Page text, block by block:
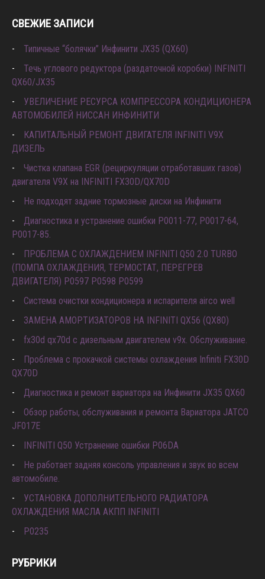
СВЕЖИЕ ЗАПИСИ
Типичные “болячки” Инфинити JX35 (QX60)
Течь углового редуктора (раздаточной коробки) INFINITI
QX60/JX35
УВЕЛИЧЕНИЕ РЕСУРСА КОМПРЕССОРА КОНДИЦИОНЕРА
АВТОМОБИЛЕЙ НИССАН ИНФИНИТИ
КАПИТАЛЬНЫЙ РЕМОНТ ДВИГАТЕЛЯ INFINITI V9X
ДИЗЕЛЬ
Чистка клапана EGR (рециркуляции отработавших газов)
двигателя V9X на INFINITI FX30D/QX70D
Не подходят задние тормозные диски на Инфинити
Диагностика и устранение ошибки Р0011-77, P0017-64,
P0017-85.
ПРОБЛЕМА С ОХЛАЖДЕНИЕМ INFINITI Q50 2.0 TURBO
(ПОМПА ОХЛАЖДЕНИЯ, ТЕРМОСТАТ, ПЕРЕГРЕВ
ДВИГАТЕЛЯ) P0597 P0598 P0599
Система очистки кондиционера и испарителя airco well
ЗАМЕНА АМОРТИЗАТОРОВ НА INFINITI QX56 (QX80)
fx30d qx70d с дизельным двигателем v9x. Обслуживание.
Проблема с прокачкой системы охлаждения Infiniti FX30D
QX70D
Диагностика и ремонт вариатора на Инфинити JX35 QX60
Обзор работы, обслуживания и ремонта Вариатора JATCO
JF017E
INFINITI Q50 Устранение ошибки P06DA
Не работает задняя консоль управления и звук во всем
автомобиле.
УСТАНОВКА ДОПОЛНИТЕЛЬНОГО РАДИАТОРА
ОХЛАЖДЕНИЯ МАСЛА АКПП INFINITI
P0235
РУБРИКИ